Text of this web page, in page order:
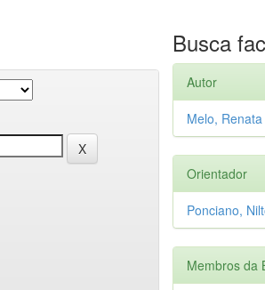
Busca
Autor
Melo,
Orientador
Ponciano,
Membros da